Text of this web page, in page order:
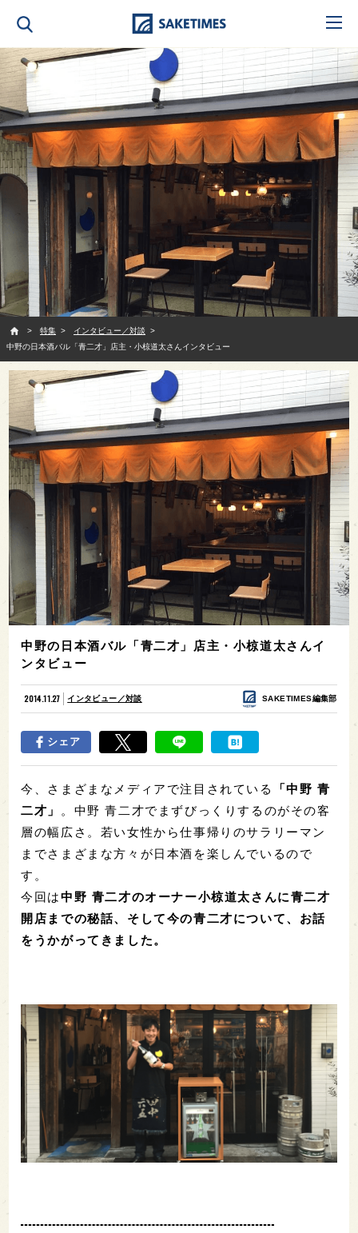
特集
インタビュー／対談
中野の日本酒バル「青二才」店主・小椋道太さんインタビュー
中野の日本酒バル「青二才」店主・小椋道太さんイ
ンタビュー
2014.11.27 インタビュー／対談 SAKETIMES編集部
シェア
今、さまざまなメディアで注目されている
「中野 青
二才」
。中野 青二才でまずびっくりするのがその客
層の幅広さ。若い女性から仕事帰りのサラリーマン
までさまざまな方々が日本酒を楽しんでいるので
す。
今回は中野 青二才のオーナー小椋道太さんに青二才
開店までの秘話、そして今の青二才について、お話
をうかがってきました。